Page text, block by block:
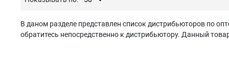
В даном разделе представлен список дистрибьюторов по
обратитесь непосредственно к дистрибьютору. Данный